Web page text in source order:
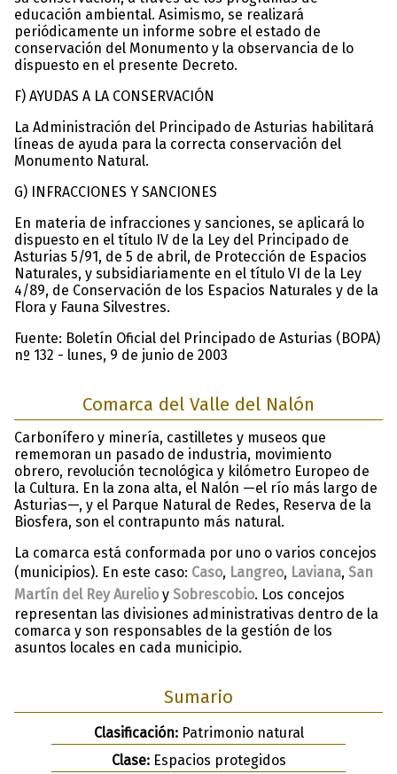
educación ambiental. Asimismo, se realizará
periódicamente un informe sobre el estado de
conservación del Monumento y la observancia de lo
dispuesto en el presente Decreto.
F) AYUDAS A LA CONSERVACIÓN
La Administración del Principado de Asturias habilitará
líneas de ayuda para la correcta conservación del
Monumento Natural.
G) INFRACCIONES Y SANCIONES
En materia de infracciones y sanciones, se aplicará lo
dispuesto en el título IV de la Ley del Principado de
Asturias 5/91, de 5 de abril, de Protección de Espacios
Naturales, y subsidiariamente en el título VI de la Ley
4/89, de Conservación de los Espacios Naturales y de la
Flora y Fauna Silvestres.
Fuente: Boletín Oficial del Principado de Asturias (BOPA)
nº 132 - lunes, 9 de junio de 2003
Comarca del Valle del Nalón
Carbonífero y minería, castilletes y museos que
rememoran un pasado de industria, movimiento
obrero, revolución tecnológica y kilómetro Europeo de
la Cultura. En la zona alta, el Nalón —el río más largo de
Asturias—, y el Parque Natural de Redes, Reserva de la
Biosfera, son el contrapunto más natural.
La comarca está conformada por uno o varios concejos
(municipios). En este caso: Caso, Langreo, Laviana, San
Martín del Rey Aurelio y Sobrescobio. Los concejos
representan las divisiones administrativas dentro de la
comarca y son responsables de la gestión de los
asuntos locales en cada municipio.
Sumario
Clasificación:Patrimonio natural
Clase:Espacios protegidos